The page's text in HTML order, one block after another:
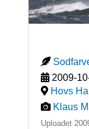
2009-
Hovs
Klaus
Uploadet